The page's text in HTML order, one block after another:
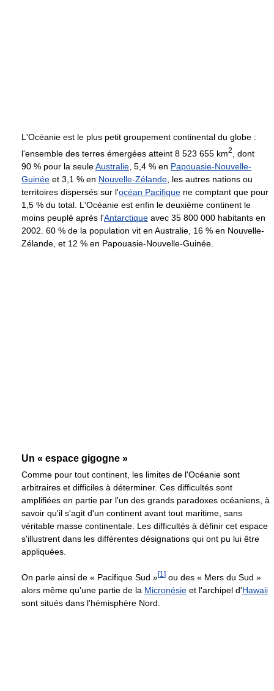
L'Océanie est le plus petit groupement continental du globe :
l'ensemble des terres émergées atteint 8 523 655 km2
, dont
90 % pour la seuleAustralie , 5,4 % en Papouasie-Nouvelle-
Guinée et 3,1 % en Nouvelle-Zélande , les autres nations ou
territoires dispersés sur l'océan Pacifique ne comptant que pour
1,5 % du total. L'Océanie est enfin le deuxième continent le
moins peuplé après l'Antarctique avec 35 800 000 habitants en
2002. 60 % de la population vit en Australie, 16 % en Nouvelle-
Zélande, et 12 % en Papouasie-Nouvelle-Guinée.
Un « espace gigogne »
Comme pour tout continent, les limites de l'Océanie sont
arbitraires et difficiles à déterminer. Ces difficultés sont
amplifiées en partie par l'un des grands paradoxes océaniens, à
savoir qu'il s'agit d'un continent avant tout maritime, sans
véritable masse continentale. Les difficultés à définir cet espace
s'illustrent dans les différentes désignations qui ont pu lui être
appliquées.
On parle ainsi de « Pacifique Sud »[1 ] ou des « Mers du Sud »
alors même qu’une partie de la Micronésie et l'archipel d'Hawaii
sont situés dans l'hémisphère Nord.